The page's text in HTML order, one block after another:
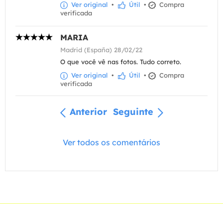
Ver original • Útil •
Compra
verificada
MARIA
Madrid (España) 28/02/22
O que você vê nas fotos. Tudo correto.
Ver original • Útil •
Compra
verificada
Anterior Seguinte
Ver todos os comentários